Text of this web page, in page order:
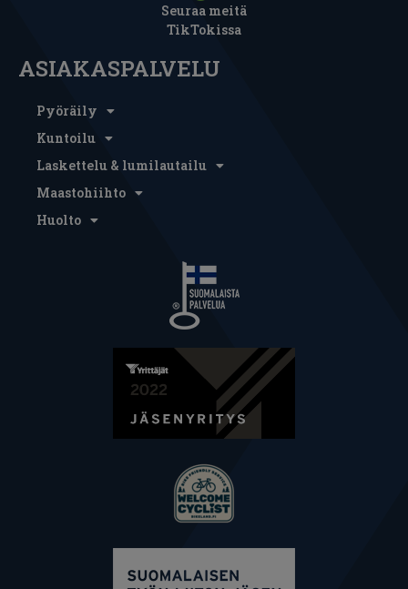
Seuraa meitä
TikTokissa
ASIAKASPALVELU
Pyöräily
Kuntoilu
Laskettelu & lumilautailu
Maastohiihto
Huolto